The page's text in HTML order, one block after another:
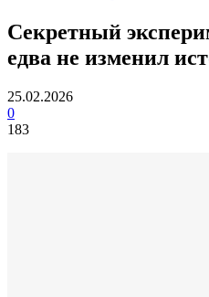
Секретный
едва не изменил
25.02.2026
0
183